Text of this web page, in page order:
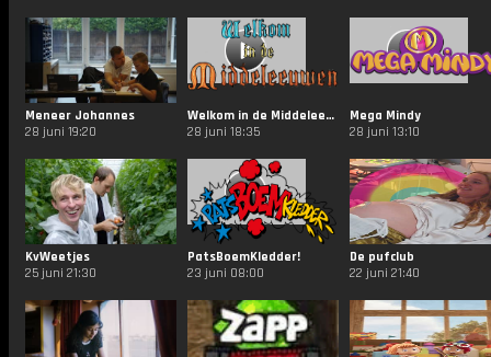
Meneer Johannes
28 juni 19:20
Welkom in de Middeleeuwen
28 juni 18:35
Mega Mindy
28 juni 13:10
KvWeetjes
25 juni 21:30
PatsBoemKledder!
23 juni 08:00
De pufclub
22 juni 21:40